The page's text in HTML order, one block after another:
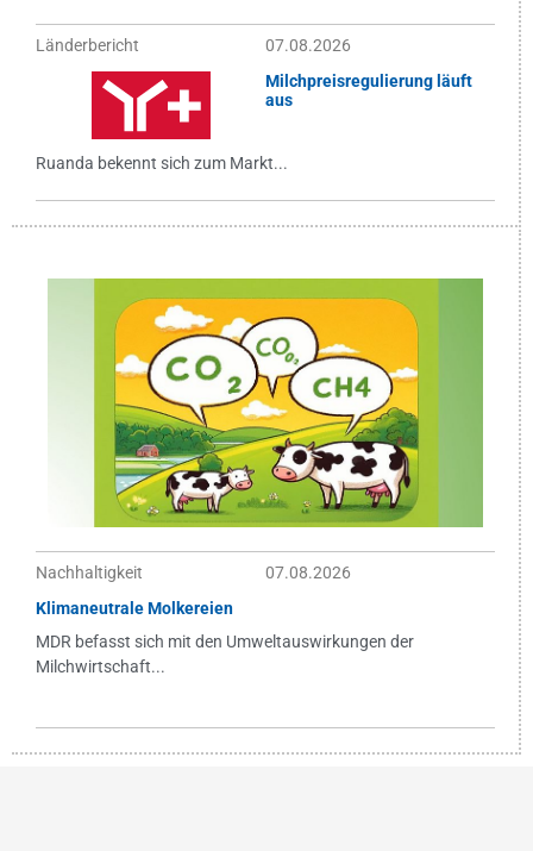
Länderbericht
07.08.2026
Milchpreisregulierung läuft
aus
Ruanda bekennt sich zum Markt...
Nachhaltigkeit
07.08.2026
Klimaneutrale Molkereien
MDR befasst sich mit den Umweltauswirkungen der
Milchwirtschaft...